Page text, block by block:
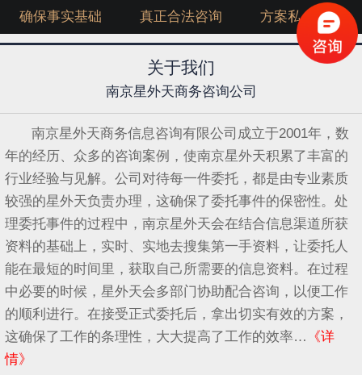
确保事实基础 真正合法咨询 方案私人定制
关于我们
南京星外天商务咨询公司
南京星外天商务信息咨询有限公司成立于2001年，数
年的经历、众多的咨询案例，使南京星外天积累了丰富的
行业经验与见解。公司对待每一件委托，都是由专业素质
较强的星外天负责办理，这确保了委托事件的保密性。处
理委托事件的过程中，南京星外天会在结合信息渠道所获
资料的基础上，实时、实地去搜集第一手资料，让委托人
能在最短的时间里，获取自己所需要的信息资料。在过程
中必要的时候，星外天会多部门协助配合咨询，以便工作
的顺利进行。在接受正式委托后，拿出切实有效的方案，
这确保了工作的条理性，大大提高了工作的效率… 《详
情》